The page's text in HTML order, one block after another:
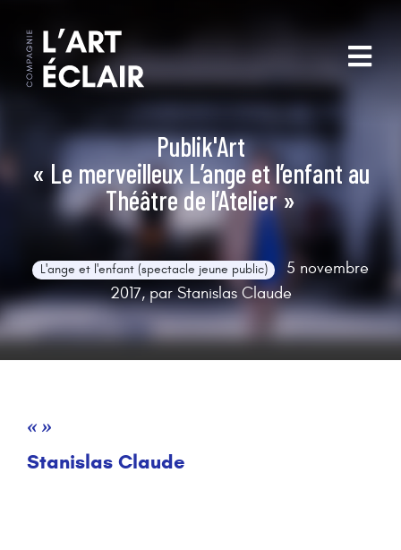
Publik'Art
« Le merveilleux L’ange et l’enfant au
Théâtre de l’Atelier »
L'ange et l'enfant (spectacle jeune public)
5 novembre
2017, par Stanislas Claude
« »
Stanislas Claude